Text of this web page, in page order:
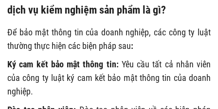
dịch vụ kiểm nghiệm sản phẩm là gì?
Để bảo mật thông tin của doanh nghiệp, các công ty luật
thường thực hiện các biện pháp sau:
Ký cam kết bảo mật thông tin: Yêu cầu tất cả nhân viên
của công ty luật ký cam kết bảo mật thông tin của doanh
nghiệp.